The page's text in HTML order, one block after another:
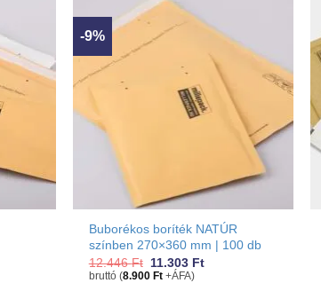
-9%
Buborékos boríték NATÚR
színben 270×360 mm | 100 db
12.446Ft Original
price
11.303 FtCurrent
bruttó (8.900 Ft+ÁFA)